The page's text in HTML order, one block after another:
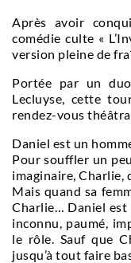
Après avoir
comédie culte «
version pleine de
Portée par un
Lecluyse, cette
rendez-vous
Daniel est un
Pour souffler un
imaginaire, Charlie,
Mais quand sa
Charlie… Daniel est
inconnu, paumé,
le rôle. Sauf que
jusqu’à tout faire